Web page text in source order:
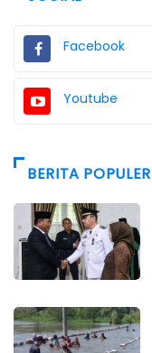
Facebook
Youtube
BERITA POPULER